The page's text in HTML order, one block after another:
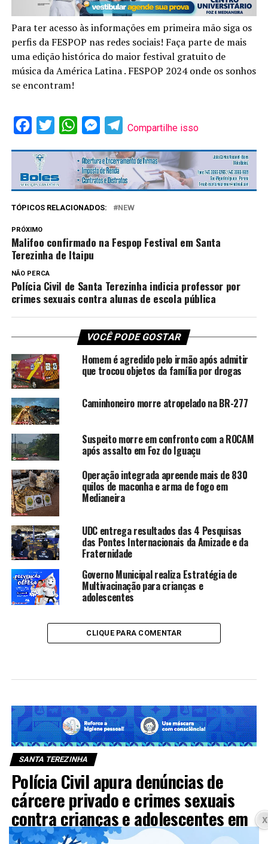
Para ter acesso às informações em primeira mão siga os
perfis da FESPOP nas redes sociais! Faça parte de mais
uma edição histórica do maior festival gratuito de
música da América Latina . FESPOP 2024 onde os sonhos
se encontram!
Facebook
Twitter WhatsAppMessenger
Telegram
Compartilhe isso
TÓPICOS RELACIONADOS: NEW
PRÓXIMO
Malifoo confirmado na Fespop Festival em Santa
Terezinha de Itaipu
NÃO PERCA
Polícia Civil de Santa Terezinha indicia professor por
crimes sexuais contra alunas de escola pública
VOCÊ PODE GOSTAR
Homem é agredido pelo irmão após admitir
que trocou objetos da família por drogas
Caminhoneiro morre atropelado na BR-277
Suspeito morre em confronto com a ROCAM
após assalto em Foz do Iguaçu
Operação integrada apreende mais de 830
quilos de maconha e arma de fogo em
Medianeira
UDC entrega resultados das 4 Pesquisas
das Pontes Internacionais da Amizade e da
Fraternidade
Governo Municipal realiza Estratégia de
Multivacinação para crianças e
adolescentes
CLIQUE PARA COMENTAR
SANTA TEREZINHA
Polícia Civil apura denúncias de
cárcere privado e crimes sexuais
contra crianças e adolescentes em
Santa Terezinha de Itaipu